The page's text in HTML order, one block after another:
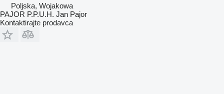
Poljska, Wojakowa
PAJOR P.P.U.H. Jan Pajor
Kontaktirajte prodavca